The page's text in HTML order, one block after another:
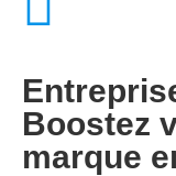
Boostez
marque